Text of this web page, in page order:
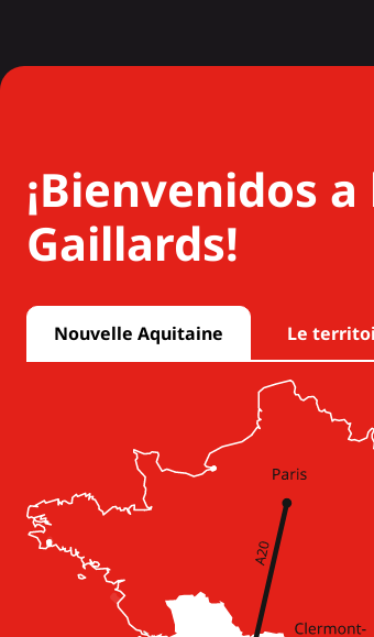
¡Bienvenidos a
Gaillards!
Nouvelle Aquitaine Le